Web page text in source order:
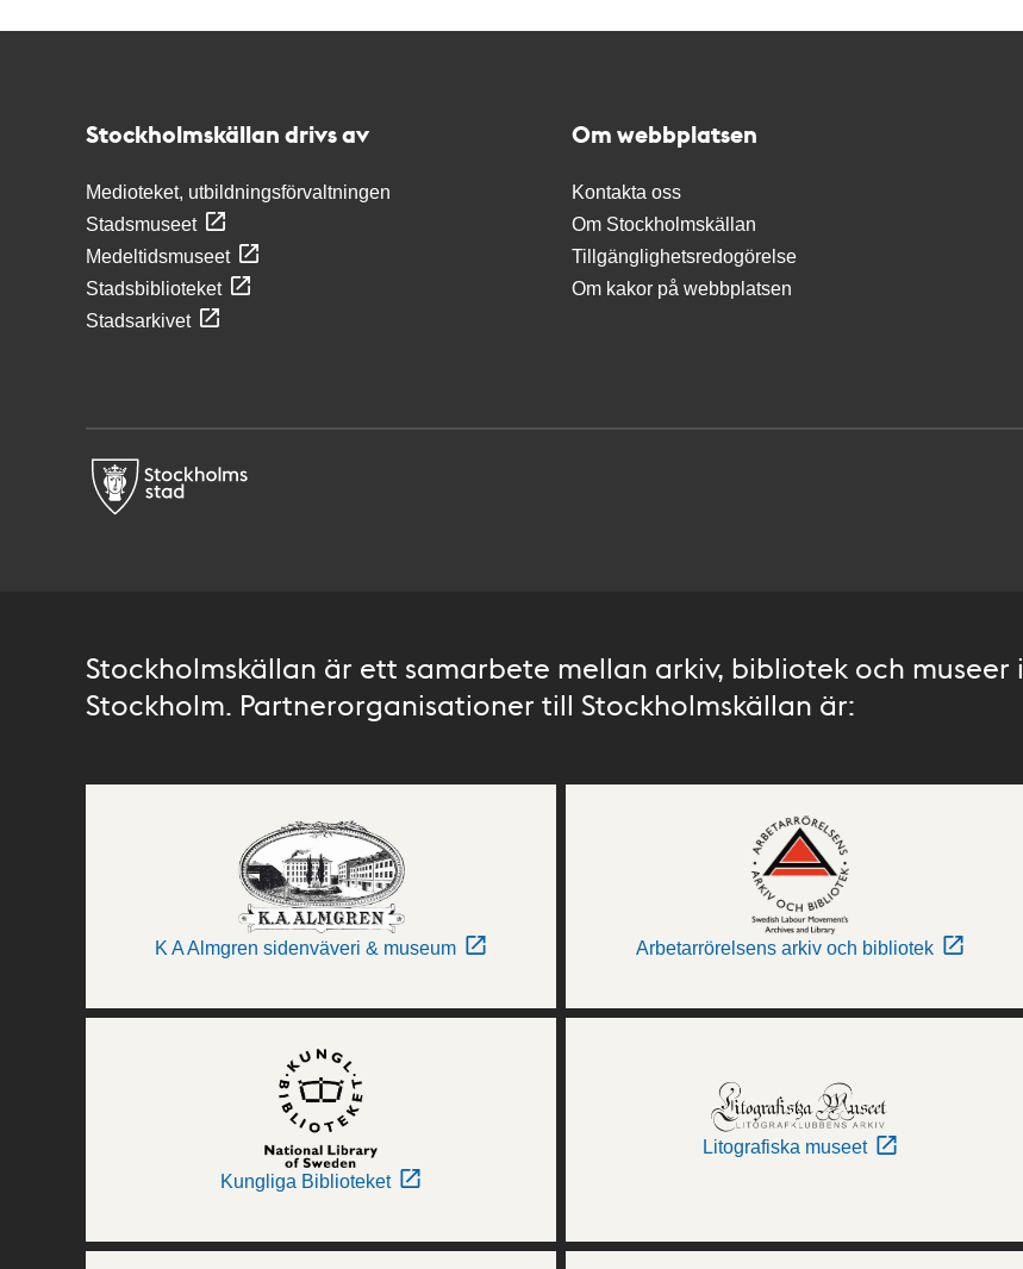
Stockholmskällan drivs av
Medioteket, utbildningsförvaltningen
Stadsmuseet
Medeltidsmuseet
Stadsbiblioteket
Stadsarkivet
Om webbplatsen
Kontakta oss
Om Stockholmskällan
Tillgänglighetsredogörelse
Om kakor på webbplatsen
Stockholmskällan är ett samarbete mellan arkiv, bibliotek och museer i
Stockholm. Partnerorganisationer till Stockholmskällan är:
K A Almgren sidenväveri & museum Arbetarrörelsens arkiv och bibliotek
Kungliga Biblioteket
Litografiska museet